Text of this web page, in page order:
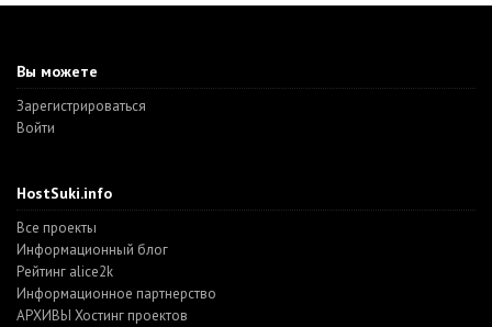
Вы можете
Зарегистрироваться
Войти
HostSuki.info
Все проекты
Информационный блог
Рейтинг alice2k
Информационное партнерство
АРХИВЫ Хостинг проектов